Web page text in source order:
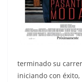
terminado su
iniciando con